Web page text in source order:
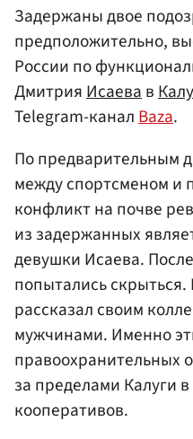
Задержаны двое
предположительно,
России по
ДмитрияИсаевав
Telegram-каналBaza.
По предварительным
между спортсменом и
конфликт на почве
из задержанных
девушки Исаева.
попытались
рассказал своим
мужчинами. Именно
правоохранительных
за пределами Калуги
кооперативов.